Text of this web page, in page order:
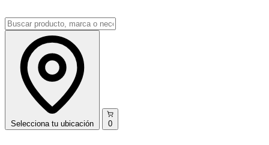
Selecciona tu ubicación 0